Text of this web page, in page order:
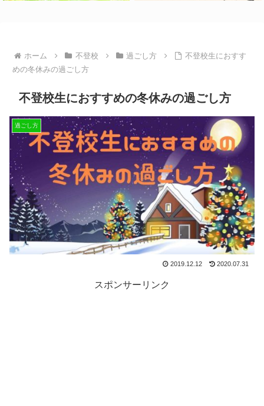
ホーム 不登校 過ごし方
不登校生におすす
めの冬休みの過ごし方
不登校生におすすめの冬休みの過ごし方
過ごし方
2019.12.12 2020.07.31
スポンサーリンク